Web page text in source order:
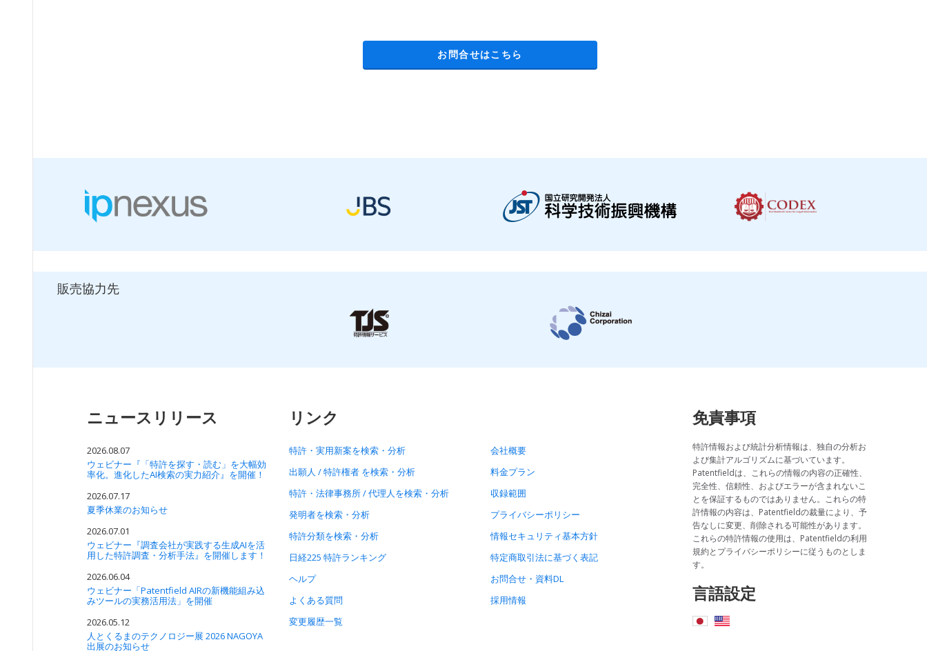
お問合せはこちら
販売協力先
ニュースリリース
2026.08.07
ウェビナー『「特許を探す・読む」を大幅効
率化。進化したAI検索の実力紹介』を開催！
2026.07.17
夏季休業のお知らせ
2026.07.01
ウェビナー『調査会社が実践する生成AIを活
用した特許調査・分析手法』を開催します！
2026.06.04
ウェビナー「Patentfield AIRの新機能組み込
みツールの実務活用法」を開催
2026.05.12
人とくるまのテクノロジー展 2026 NAGOYA
出展のお知らせ
リンク
特許・実用新案を検索・分析
出願人 / 特許権者 を検索・分析
特許・法律事務所 / 代理人を検索・分析
発明者を検索・分析
特許分類を検索・分析
日経225 特許ランキング
ヘルプ
よくある質問
変更履歴一覧
会社概要
料金プラン
収録範囲
プライバシーポリシー
情報セキュリティ基本方針
特定商取引法に基づく表記
お問合せ・資料DL
採用情報
免責事項
特許情報および統計分析情報は、独自の分析お
よび集計アルゴリズムに基づいています。
Patentfieldは、これらの情報の内容の正確性、
完全性、信頼性、およびエラーが含まれないこ
とを保証するものではありません。これらの特
許情報の内容は、Patentfieldの裁量により、予
告なしに変更、削除される可能性があります。
これらの特許情報の使用は、Patentfieldの利用
規約とプライバシーポリシーに従うものとしま
す。
言語設定